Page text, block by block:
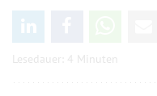
Lesedauer: 4 Minuten